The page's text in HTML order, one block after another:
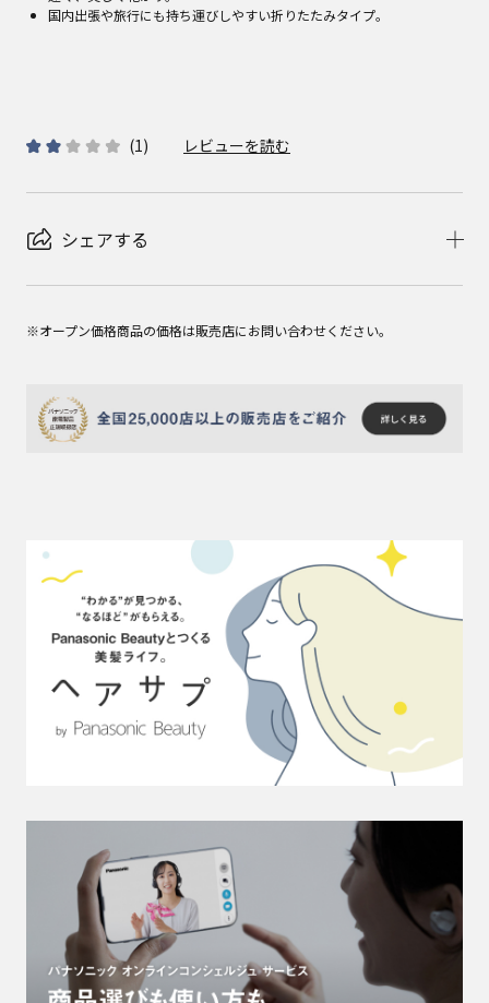
国内出張や旅行にも持ち運びしやすい折りたたみタイプ。
(1) レビューを読む
シェアする
※オープン価格商品の価格は販売店にお問い合わせください。